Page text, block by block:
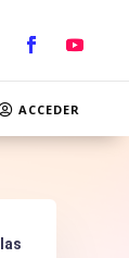
ACCEDER